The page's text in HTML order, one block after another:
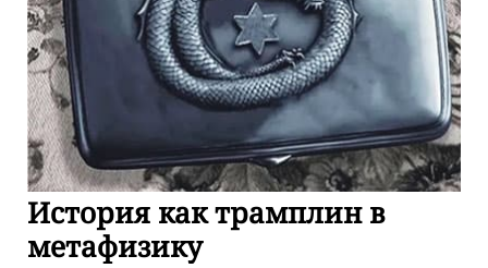
История как трамплин в
метафизику